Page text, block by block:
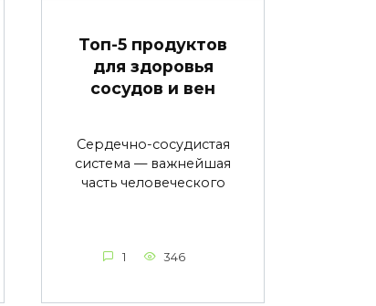
Топ-5 продуктов
для здоровья
сосудов и вен
Сердечно-сосудистая
система — важнейшая
часть человеческого
1 346